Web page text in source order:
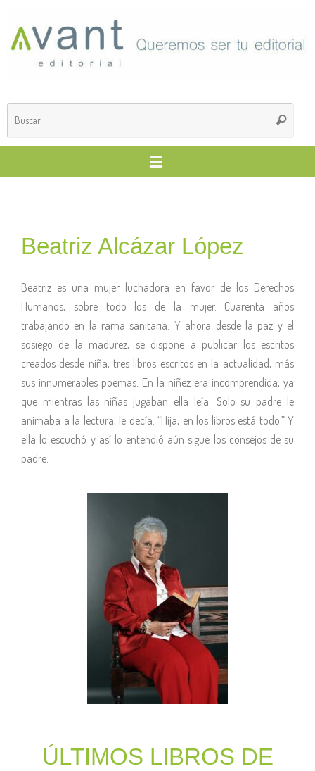
Beatriz Alcázar López
Beatriz es una mujer luchadora en favor de los Derechos
Humanos, sobre todo los de la mujer. Cuarenta años
trabajando en la rama sanitaria. Y ahora desde la paz y el
sosiego de la madurez, se dispone a publicar los escritos
creados desde niña, tres libros escritos en la actualidad, más
sus innumerables poemas. En la niñez era incomprendida, ya
que mientras las niñas jugaban ella leía. Solo su padre le
animaba a la lectura, le decía. “Hija, en los libros está todo.” Y
ella lo escuchó y así lo entendió aún sigue los consejos de su
padre.
ÚLTIMOS LIBROS DE